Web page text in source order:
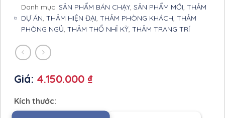
Danh mục: SẢN PHẨM BÁN CHẠY, SẢN PHẨM MỚI, THẢM
DỰ ÁN, THẢM HIỆN ĐẠI, THẢM PHÒNG KHÁCH, THẢM
PHÒNG NGỦ, THẢM THỔ NHĨ KỲ, THẢM TRANG TRÍ
Giá: 4.150.000 ₫
Kích thước: